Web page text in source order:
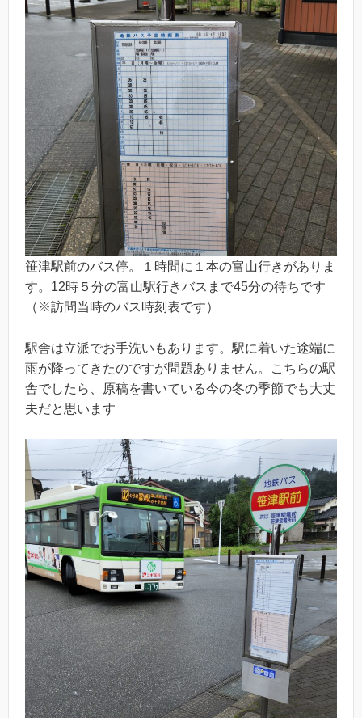
笹津駅前のバス停。１時間に１本の富山行きがありま
す。12時５分の富山駅行きバスまで45分の待ちです
（※訪問当時のバス時刻表です）
駅舎は立派でお手洗いもあります。駅に着いた途端に
雨が降ってきたのですが問題ありません。こちらの駅
舎でしたら、原稿を書いている今の冬の季節でも大丈
夫だと思います